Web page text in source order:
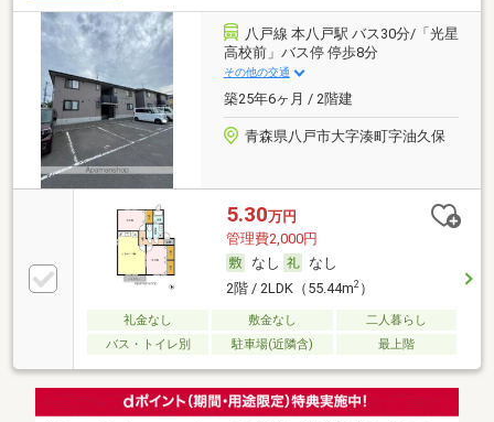
八戸線 本八戸駅 バス30分/「光星
高校前」バス停 停歩8分
その他の交通
築25年6ヶ月 / 2階建
青森県八戸市大字湊町字油久保
5.30万円
管理費2,000円
なし
なし
2階 / 2LDK（55.44m2）
礼金なし 敷金なし
二人暮らし
バス・トイレ別
駐車場(近隣含) 最上階